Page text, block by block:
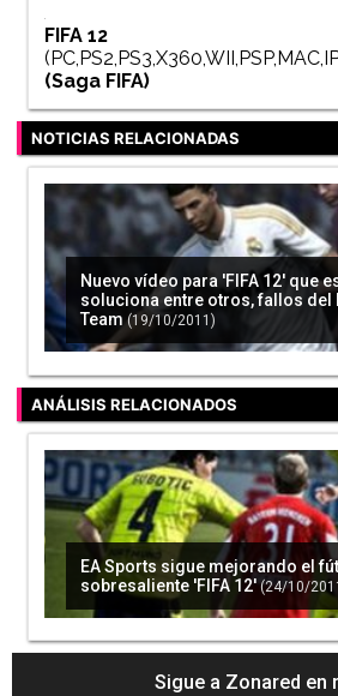
FIFA 12
(Saga FIFA)
NOTICIAS RELACIONADAS
Nuevo vídeo para 'FIFA 12' que
soluciona entre otros, fallos del
Team (19/10/2011)
ANÁLISIS RELACIONADOS
EA Sports sigue mejorando el
sobresaliente 'FIFA 12' (24/10/
Sigue a Zonared en